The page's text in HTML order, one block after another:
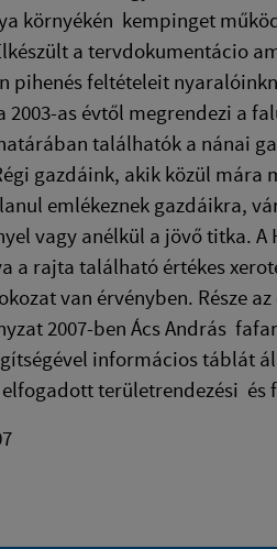
környékén kempinget
a tervdokumentácio
pihenés feltételeit
2003-as évtől megrendezi a
találhatók a nánai
gazdáink, akik közül mára
emlékeznek gazdáikra,
vagy anélkül a jövő titka.
a rajta található értékes
van érvényben. Része
2007-ben Ács András
informácios táblát
területrendezési és